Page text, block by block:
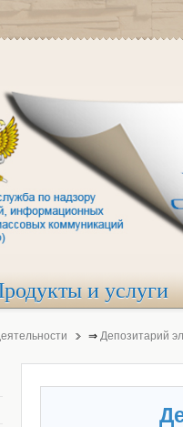
и услуги
⇒ Депозитарий